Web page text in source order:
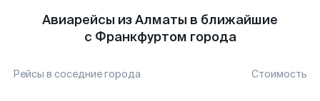
Авиарейсы из Алматы в ближайшие
с Франкфуртом города
Рейсы в соседние города Стоимость